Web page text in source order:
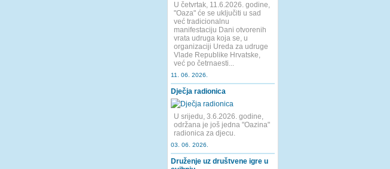
U četvrtak, 11.6.2026. godine,
"Oaza" će se uključiti u sad
već tradicionalnu
manifestaciju Dani otvorenih
vrata udruga koja se, u
organizaciji Ureda za udruge
Vlade Republike Hrvatske,
već po četrnaesti...
11. 06. 2026.
Dječja radionica
U srijedu, 3.6.2026. godine,
održana je još jedna "Oazina"
radionica za djecu.
03. 06. 2026.
Druženje uz društvene igre u